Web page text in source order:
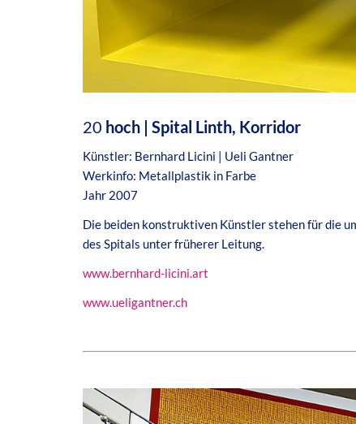
20 hoch | Spital Linth, Korridor
Künstler: Bernhard Licini | Ueli Gantner
Werkinfo: Metallplastik in Farbe
Jahr 2007
Die beiden konstruktiven Künstler stehen für die
des Spitals unter früherer Leitung.
www.bernhard-licini.art
www.ueligantner.ch